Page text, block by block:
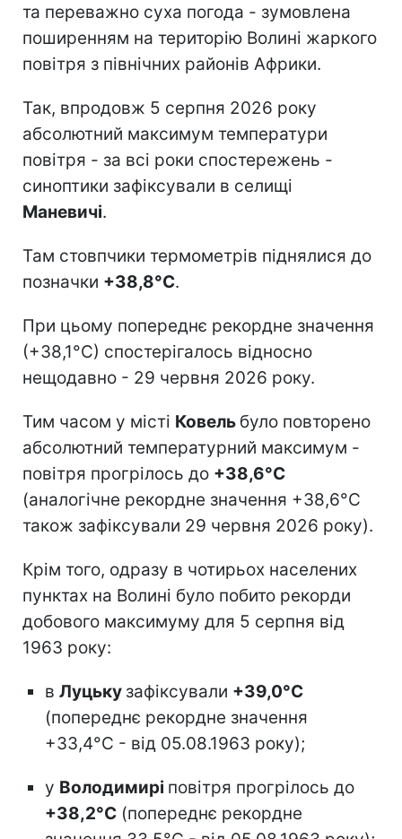
та переважно суха погода - зумовлена
поширенням на територію Волині жаркого
повітря з північних районів Африки.
Так, впродовж 5 серпня 2026 року
абсолютний максимум температури
повітря - за всі роки спостережень -
синоптики зафіксували в селищі
Маневичі.
Там стовпчики термометрів піднялися до
позначки +38,8°С.
При цьому попереднє рекордне значення
(+38,1°С) спостерігалось відносно
нещодавно - 29 червня 2026 року.
Тим часом у місті Ковель було повторено
абсолютний температурний максимум -
повітря прогрілось до +38,6°С
(аналогічне рекордне значення +38,6°С
також зафіксували 29 червня 2026 року).
Крім того, одразу в чотирьох населених
пунктах на Волині було побито рекорди
добового максимуму для 5 серпня від
1963 року:
в Луцьку зафіксували +39,0°С
(попереднє рекордне значення
+33,4°С - від 05.08.1963 року);
у Володимирі повітря прогрілось до
+38,2°С (попереднє рекордне